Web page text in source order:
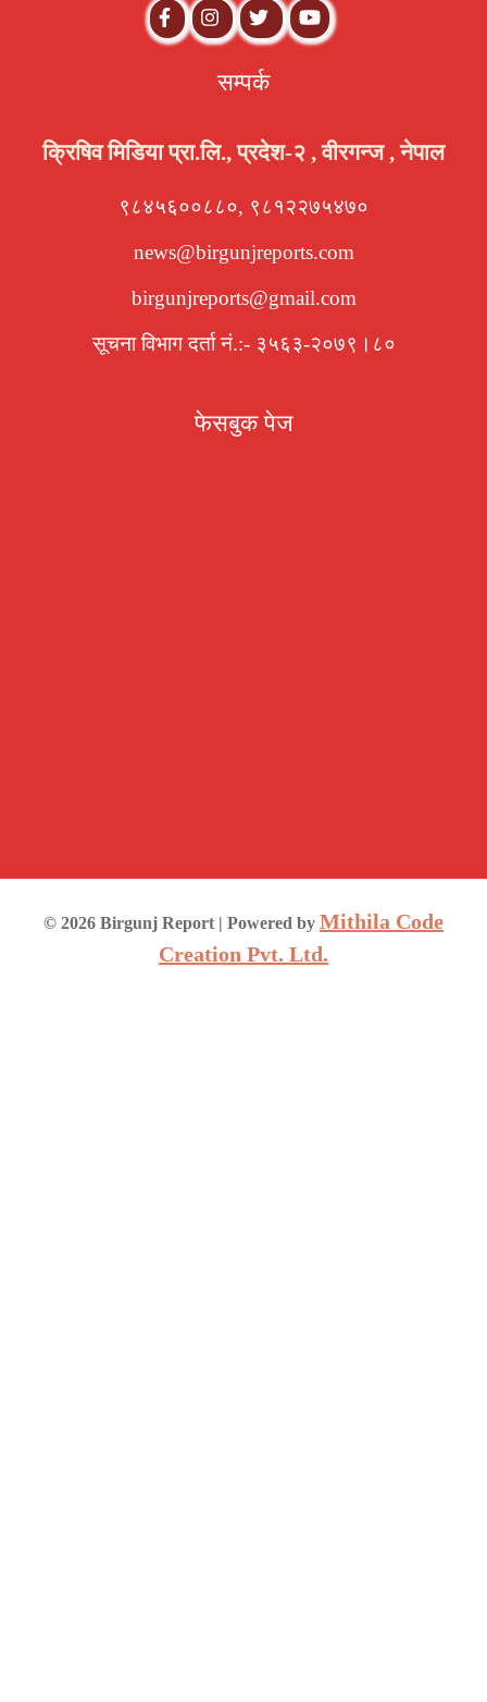
सम्पर्क
क्रिषिव मिडिया प्रा.लि., प्रदेश-२ , वीरगन्ज , नेपाल
९८४५६००८८०, ९८१२२७५४७०
news@birgunjreports.com
birgunjreports@gmail.com
सूचना विभाग दर्ता नं.:- ३५६३-२०७९।८०
फेसबुक पेज
© 2026 Birgunj Report | Powered by Mithila Code
Creation Pvt. Ltd.